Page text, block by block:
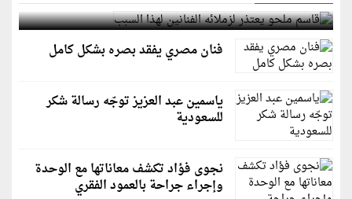
فنان مصري يفقد بصره بشكل كامل
ياسمين عبد العزيز توجّه رسالة شكر
للسعودية
نجوى فؤاد تكشف معاناتها مع الوحدة
وإجراء جراحة بالعمود الفقري